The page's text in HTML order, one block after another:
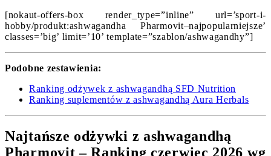
[nokaut-offers-box render_type=”inline” url=’sport-i-
hobby/produkt:ashwagandha Pharmovit–najpopularniejsze’
classes=’big’ limit=’10’ template=”szablon/ashwagandhy”]
Podobne zestawienia:
Ranking odżywek z ashwagandhą SFD Nutrition
Ranking suplementów z ashwagandhą Aura Herbals
Najtańsze odżywki z ashwagandhą
Pharmovit – Ranking czerwiec 2026 wg